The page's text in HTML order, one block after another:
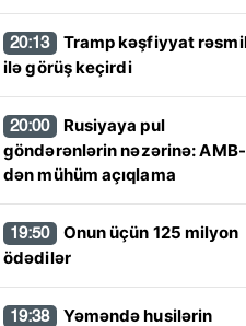
20:13
ilə görüş keçirdi
20:00
göndərənlərin nəzərinə: AMB-
dən mühüm açıqlama
19:50
ödədilər
19:38